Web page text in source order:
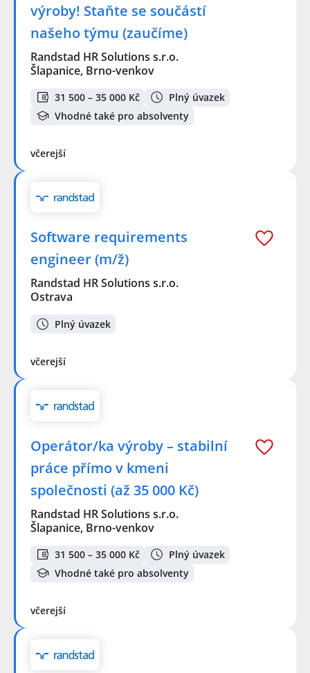
výroby! Staňte se součástí
našeho týmu (zaučíme)
Randstad HR Solutions s.r.o.
Šlapanice, Brno-venkov
31 500 – 35 000 Kč
Plný úvazek
Vhodné také pro absolventy
včerejší
Software requirements
engineer (m/ž)
Randstad HR Solutions s.r.o.
Ostrava
Plný úvazek
včerejší
Operátor/ka výroby – stabilní
práce přímo v kmeni
společnosti (až 35 000 Kč)
Randstad HR Solutions s.r.o.
Šlapanice, Brno-venkov
31 500 – 35 000 Kč
Plný úvazek
Vhodné také pro absolventy
včerejší